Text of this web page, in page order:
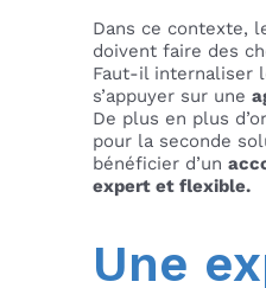
Dans ce contexte,
doivent faire des
Faut-il internaliser
s’appuyer sur une
De plus en plus
pour la seconde
bénéficier d’un
expert et flexible.
Une